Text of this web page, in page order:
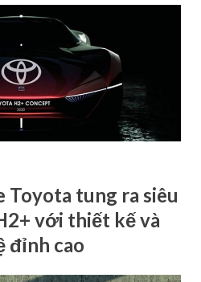
Toyota tung ra siêu
với thiết kế và
đỉnh cao